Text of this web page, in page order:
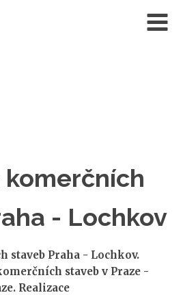
- Lochkov
staveb Praha - Lochkov.
staveb v Praze -
Realizace